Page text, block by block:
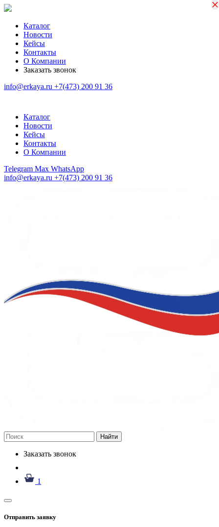
Каталог
Новости
Кейсы
Контакты
О Компании
Заказать звонок
info@erkaya.ru +7(473) 200 91 36
Каталог
Новости
Кейсы
Контакты
О Компании
Telegram Max WhatsApp
info@erkaya.ru +7(473) 200 91 36
Найти
Заказать звонок
1
Отправить заявку
×
×